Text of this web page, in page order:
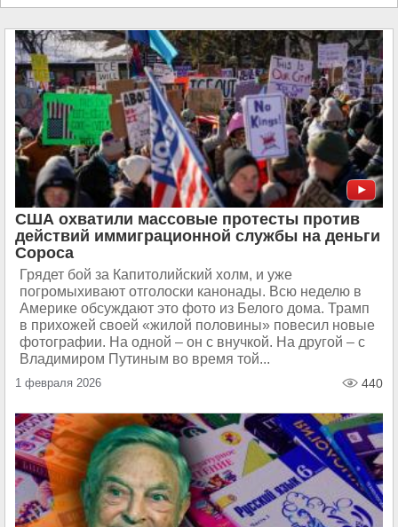
США охватили массовые протесты против
действий иммиграционной службы на деньги
Сороса
Грядет бой за Капитолийский холм, и уже
погромыхивают отголоски канонады. Всю неделю в
Америке обсуждают это фото из Белого дома. Трамп
в прихожей своей «жилой половины» повесил новые
фотографии. На одной – он с внучкой. На другой – с
Владимиром Путиным во время той...
1 февраля 2026 440